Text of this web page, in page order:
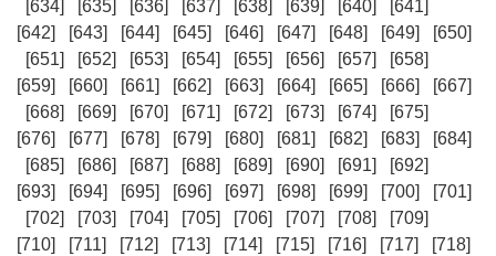
[634]
[635] [636] [637] [638] [639] [640]
[641]
[642]
[643] [644] [645] [646] [647] [648] [649]
[650]
[651]
[652] [653] [654] [655] [656] [657]
[658]
[659]
[660] [661] [662] [663] [664] [665] [666]
[667]
[668]
[669] [670] [671] [672] [673] [674]
[675]
[676]
[677] [678] [679] [680] [681] [682] [683]
[684]
[685]
[686] [687] [688] [689] [690] [691]
[692]
[693]
[694] [695] [696] [697] [698] [699] [700]
[701]
[702]
[703] [704] [705] [706] [707] [708]
[709]
[710]
[711] [712] [713] [714] [715] [716] [717]
[718]